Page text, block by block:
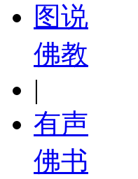
图说
佛教
|
有声
佛书